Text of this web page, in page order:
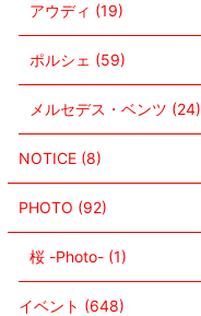
アウディ (19)
ポルシェ (59)
メルセデス・ベンツ (24)
NOTICE (8)
PHOTO (92)
桜 -Photo- (1)
イベント (648)